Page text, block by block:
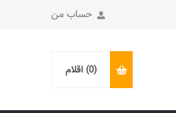
حساب من
(0) اقلام